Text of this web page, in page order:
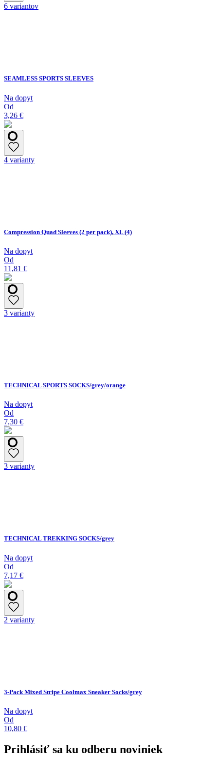
6 variantov
SEAMLESS SPORTS SLEEVES
Na dopyt
Od
3,26 €
4 varianty
Compression Quad Sleeves (2 per pack), XL (4)
Na dopyt
Od
11,81 €
3 varianty
TECHNICAL SPORTS SOCKS/grey/orange
Na dopyt
Od
7,30 €
3 varianty
TECHNICAL TREKKING SOCKS/grey
Na dopyt
Od
7,17 €
2 varianty
3-Pack Mixed Stripe Coolmax Sneaker Socks/grey
Na dopyt
Od
10,80 €
Prihlásiť sa ku odberu noviniek